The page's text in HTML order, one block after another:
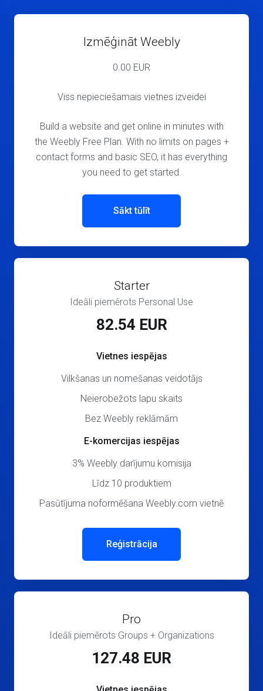
Izmēģināt Weebly
0.00 EUR
Viss nepieciešamais vietnes izveidei
Build a website and get online in minutes with
the Weebly Free Plan. With no limits on pages +
contact forms and basic SEO, it has everything
you need to get started.
Sākt tūlīt
Starter
Ideāli piemērots Personal Use
82.54 EUR
Vietnes iespējas
Vilkšanas un nomešanas veidotājs
Neierobežots lapu skaits
Bez Weebly reklāmām
E-komercijas iespējas
3% Weebly darījumu komisija
Līdz 10 produktiem
Pasūtījuma noformēšana Weebly.com vietnē
Reģistrācija
Pro
Ideāli piemērots Groups + Organizations
127.48 EUR